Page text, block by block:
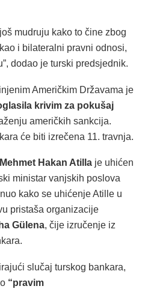
mudruju kako to čine zbog
i bilateralni pravni odnosi,
dodao je turski predsjednik.
Američkim Državama je
krivim za pokušaj
američkih sankcija.
će biti izrečena 11. travnja.
Mehmet Hakan Atilla je uhićen
ministar vanjskih poslova
kako se uhićenje Atille u
pristaša organizacije
Gülena, čije izručenje iz
slučaj turskog bankara,
“pravim